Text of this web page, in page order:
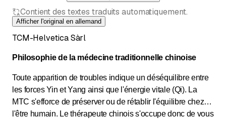
Contient des textes traduits automatiquement.
Afficher l'original en allemand
TCM-Helvetica Sàrl
Philosophie de la médecine traditionnelle chinoise
Toute apparition de troubles indique un déséquilibre entre
les forces Yin et Yang ainsi que l'énergie vitale (Qi). La
MTC s'efforce de préserver ou de rétablir l'équilibre chez
l'être humain. Le thérapeute chinois s'occupe donc de vous